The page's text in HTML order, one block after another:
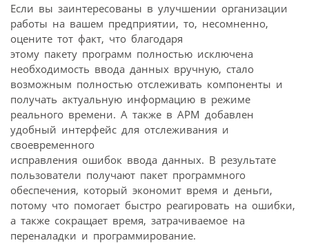
Если вы заинтересованы в улучшении организации
работы на вашем предприятии, то, несомненно,
оцените тот факт, что благодаря
этому пакету программ полностью исключена
необходимость ввода данных вручную, стало
возможным полностью отслеживать компоненты и
получать актуальную информацию в режиме
реального времени. А также в APM добавлен
удобный интерфейс для отслеживания и
своевременного
исправления ошибок ввода данных. В результате
пользователи получают пакет программного
обеспечения, который экономит время и деньги,
потому что помогает быстро реагировать на ошибки,
а также сокращает время, затрачиваемое на
переналадки и программирование.